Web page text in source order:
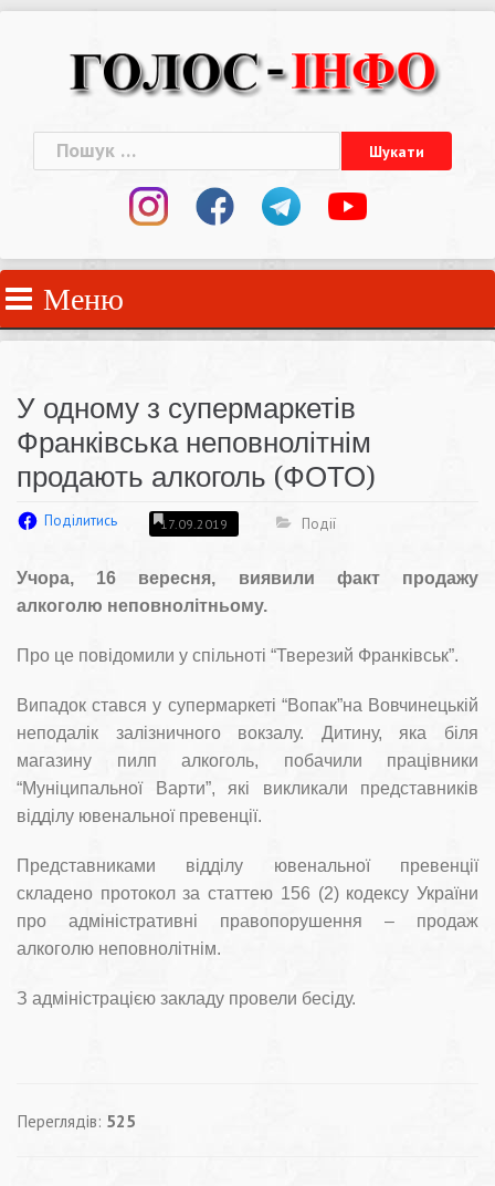
Пошук:
Меню
У одному з супермаркетів
Франківська неповнолітнім
продають алкоголь (ФОТО)
Поділитись 17.09.2019 Події
Учора, 16 вересня, виявили факт продажу
алкоголю неповнолітньому.
Про це повідомили у спільноті “Тверезий Франківськ”.
Випадок стався у супермаркеті “Вопак”на Вовчинецькій
неподалік залізничного вокзалу. Дитину, яка біля
магазину пилп алкоголь, побачили працівники
“Муніципальної Варти”, які викликали представників
відділу ювенальної превенції.
Представниками відділу ювенальної превенції
складено протокол за статтею 156 (2) кодексу України
про адміністративні правопорушення – продаж
алкоголю неповнолітнім.
З адміністрацією закладу провели бесіду.
Переглядів: 525